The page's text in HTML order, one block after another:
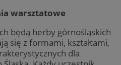
warsztatowe
będą herby górnośląskich
się z formami, kształtami,
dla